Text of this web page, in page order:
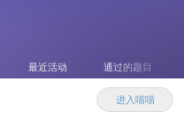
最近活动 通过的题目
进入喵喵